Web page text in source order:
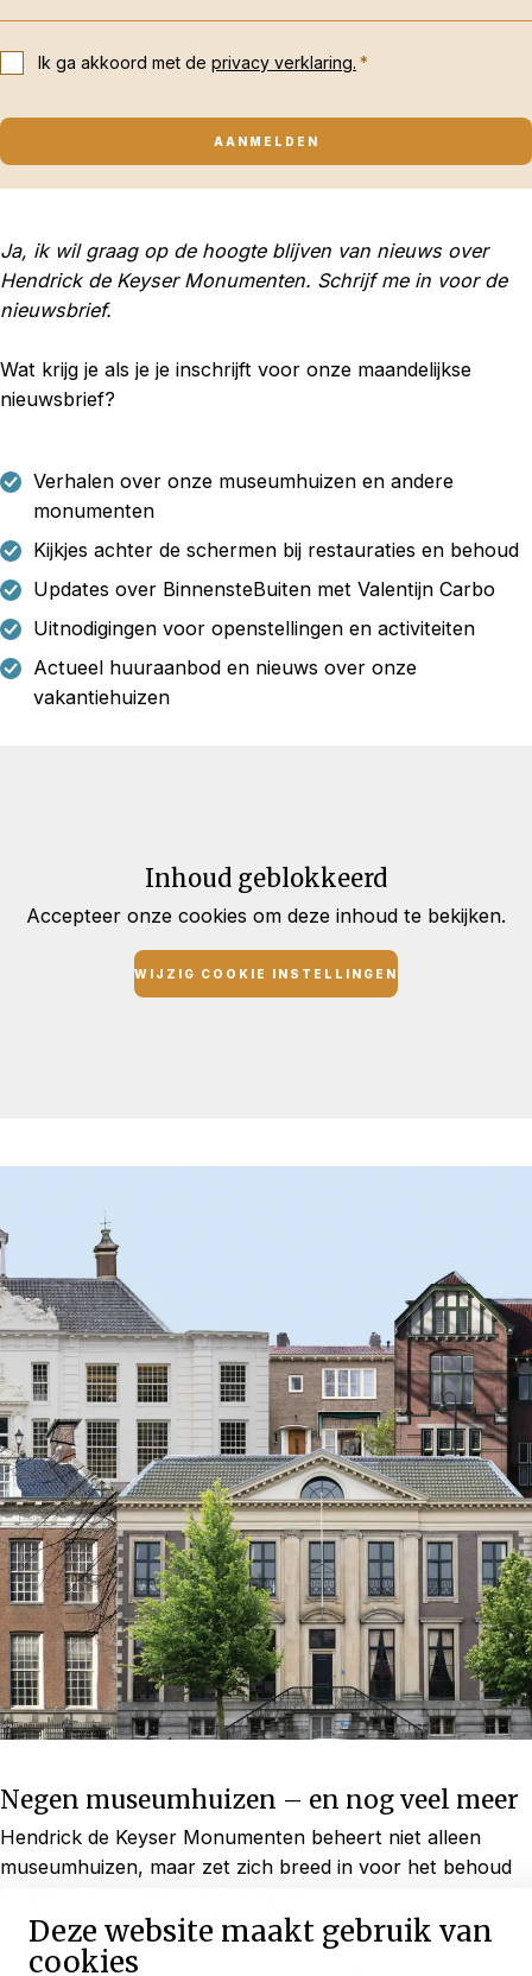
Deze website maakt gebruik van
cookies
Ja, ik wil graag op de hoogte blijven van nieuws over
Hendrick de Keyser Monumenten. Schrijf me in voor de
nieuwsbrief.
Wat krijg je als je je inschrijft voor onze maandelijkse
nieuwsbrief?
Verhalen over onze museumhuizen en andere
monumenten
Kijkjes achter de schermen bij restauraties en behoud
Updates over BinnensteBuiten met Valentijn Carbo
Uitnodigingen voor openstellingen en activiteiten
Actueel huuraanbod en nieuws over onze
vakantiehuizen
Ik ga akkoord met deprivacy verklaring.
Inhoud geblokkeerd
Accepteer onze cookies om deze inhoud te bekijken.
WIJZIG COOKIE INSTELLINGEN
Negen museumhuizen – en nog veel meer
Hendrick de Keyser Monumenten beheert niet alleen
museumhuizen, maar zet zich breed in voor het behoud
Monumenten met een verhaal